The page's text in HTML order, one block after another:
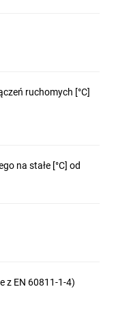
ruchomych [°C]
na stałe [°C] od
z EN 60811-1-4)